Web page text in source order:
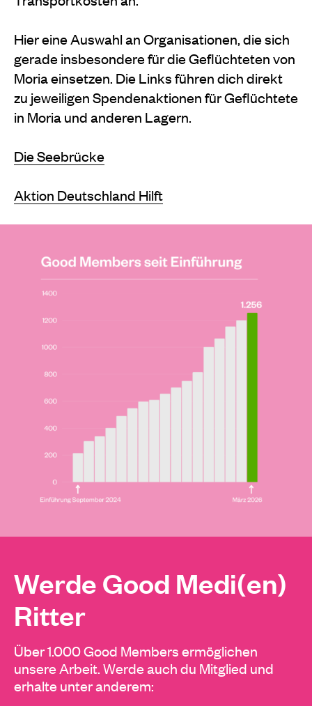
Hier eine Auswahl an Organisationen, die sich
gerade insbesondere für die Geflüchteten von
Moria einsetzen. Die Links führen dich direkt
zu jeweiligen Spendenaktionen für Geflüchtete
in Moria und anderen Lagern.
Die Seebrücke
Aktion Deutschland Hilft
Werde Good Medi(en)
Ritter
Über 1.000 Good Members ermöglichen
unsere Arbeit. Werde auch du Mitglied und
erhalte unter anderem: